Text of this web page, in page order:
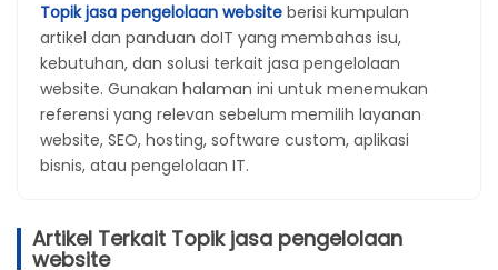
Topik jasa pengelolaan website berisi kumpulan
artikel dan panduan doIT yang membahas isu,
kebutuhan, dan solusi terkait jasa pengelolaan
website. Gunakan halaman ini untuk menemukan
referensi yang relevan sebelum memilih layanan
website, SEO, hosting, software custom, aplikasi
bisnis, atau pengelolaan IT.
Artikel Terkait Topik jasa pengelolaan
website